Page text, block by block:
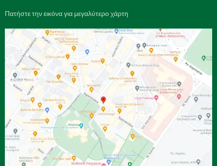
Πατήστε την εικόνα για μεγαλύτερο χάρτη